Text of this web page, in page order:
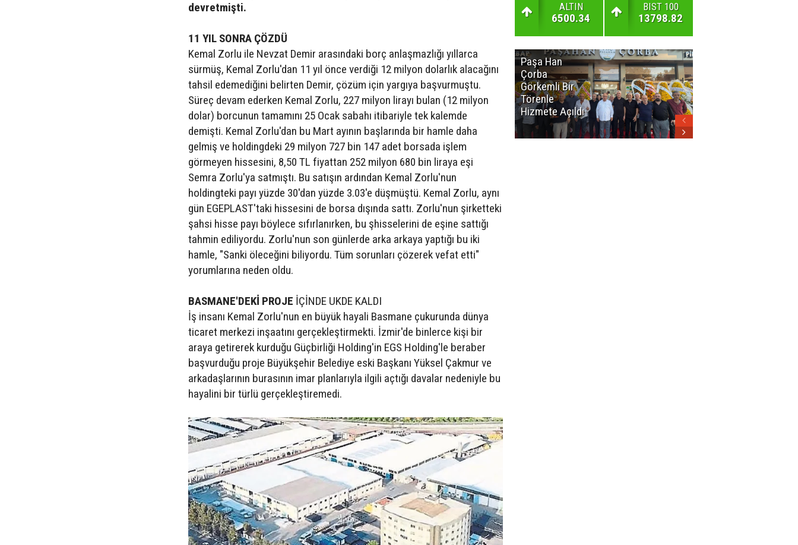
devretmişti.
11 YIL SONRA ÇÖZDÜ
Kemal Zorlu ile Nevzat Demir arasındaki borç anlaşmazlığı yıllarca
sürmüş, Kemal Zorlu'dan 11 yıl önce verdiği 12 milyon dolarlık alacağını
tahsil edemediğini belirten Demir, çözüm için yargıya başvurmuştu.
Süreç devam ederken Kemal Zorlu, 227 milyon lirayı bulan (12 milyon
dolar) borcunun tamamını 25 Ocak sabahı itibariyle tek kalemde
demişti. Kemal Zorlu'dan bu Mart ayının başlarında bir hamle daha
gelmiş ve holdingdeki 29 milyon 727 bin 147 adet borsada işlem
görmeyen hissesini, 8,50 TL fiyattan 252 milyon 680 bin liraya eşi
Semra Zorlu'ya satmıştı. Bu satışın ardından Kemal Zorlu'nun
holdingteki payı yüzde 30'dan yüzde 3.03'e düşmüştü. Kemal Zorlu, aynı
gün EGEPLAST'taki hissesini de borsa dışında sattı. Zorlu'nun şirketteki
şahsi hisse payı böylece sıfırlanırken, bu şhisselerini de eşine sattığı
tahmin ediliyordu. Zorlu'nun son günlerde arka arkaya yaptığı bu iki
hamle, "Sanki öleceğini biliyordu. Tüm sorunları çözerek vefat etti"
yorumlarına neden oldu.
BASMANE'DEKİ PROJE İÇİNDE UKDE KALDI
İş insanı Kemal Zorlu'nun en büyük hayali Basmane çukurunda dünya
ticaret merkezi inşaatını gerçekleştirmekti. İzmir'de binlerce kişi bir
araya getirerek kurduğu Güçbirliği Holding'in EGS Holding'le beraber
başvurduğu proje Büyükşehir Belediye eski Başkanı Yüksel Çakmur ve
arkadaşlarının burasının imar planlarıyla ilgili açtığı davalar nedeniyle bu
hayalini bir türlü gerçekleştiremedi.
ALTIN
6500.34
BIST 100
13798.82
Paşa Han
Çorba
Görkemli Bir
Törenle
Hizmete Açıldı